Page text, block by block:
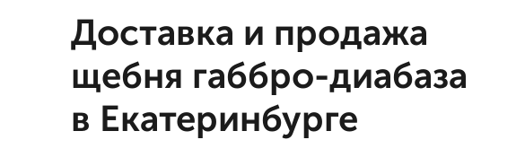
Доставка и продажа
щебня габбро-диабаза
в Екатеринбурге